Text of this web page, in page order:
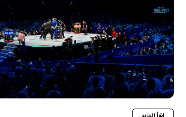
اقرأ المزيد